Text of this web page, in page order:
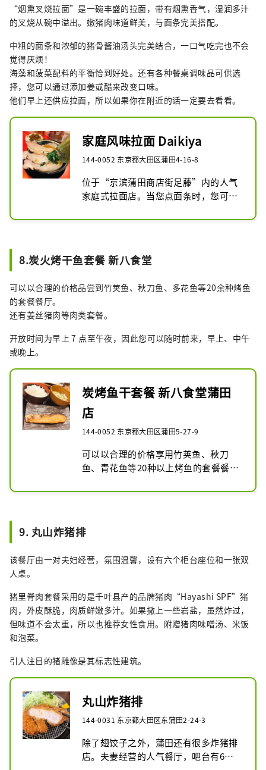
“烟熏叉烧拉面”是一碗丰盛的拉面，带有烟熏香气，湿润多汁
的叉烧从碗中溢出。嫩猪肉味道鲜美，与面条完美搭配。
中粗的面条和浓郁的猪骨酱油汤头完美结合，一口气吃完也不会
觉得厌烦！
海藻和菠菜配料的平衡恰到好处。还有各种餐桌调味品可供选
择，您可以通过添加姜或醋来改变口味。
他们早上还供应拉面，所以如果你在附近的话一定要去看看。
家庭风味拉面 Daikiya
144-0052 东京都大田区蒲田4-16-8
位于“京滨蒲田商店街足藤”内的人气
家庭式拉面店。当您点面条时，您可以
拉面。
8.炭火烤干鱼套餐 新八食堂
可以以合理的价格品尝到竹荚鱼、秋刀鱼、多花鱼等20余种烤鱼
的套餐餐厅。
还有姜丝猪肉等肉类套餐。
开放时间为早上 7 点至午夜，因此您可以随时前来，早上、中午
或晚上。
炭烤鱼干套餐 新八食堂蒲田
店
144-0052 东京都大田区蒲田5-27-9
可以以合理的价格享用竹荚鱼、秋刀
鱼、青花鱼等20种以上烤鱼的套餐餐
时间为早上 7 点至午夜。
9. 丸山炸猪排
该餐厅由一对夫妇经营，氛围温馨，设有六个柜台座位和一张双
人桌。
猪里脊肉套餐采用的是千叶县产的品牌猪肉“Hayashi SPF”猪
肉，外皮酥脆，肉质鲜嫩多汁。如果撒上一些岩盐，虽然炸过，
但味道不会太重，所以也推荐女性食用。附赠猪肉味噌汤、米饭
和泡菜。
引人注目的猪雕像是其标志性建筑。
丸山炸猪排
144-0031 东京都大田区东蒲田2-24-3
除了翅饺子之外，蒲田还有很多炸猪排
店。夫妻经营的人气餐厅，吧台有6个